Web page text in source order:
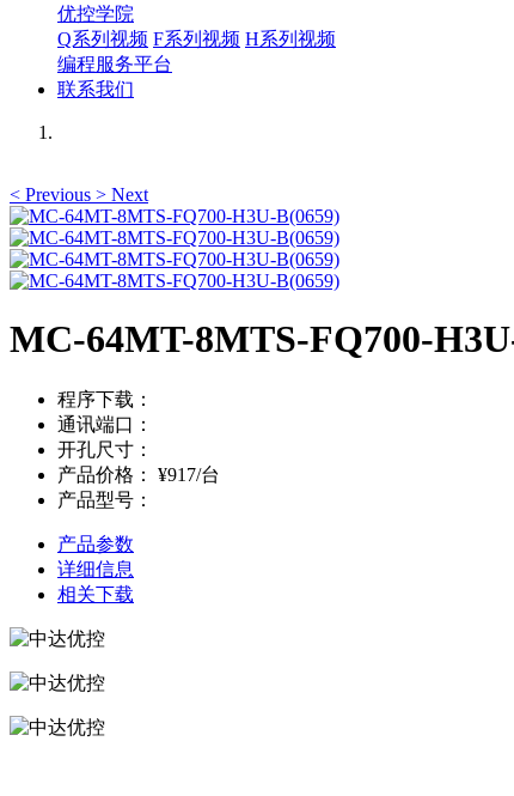
优控学院
Q系列视频 F系列视频 H系列视频
编程服务平台
联系我们
< Previous > Next
MC-64MT-8MTS-FQ700-
程序下载：
通讯端口：
开孔尺寸：
产品价格：
¥917/台
产品型号：
产品参数
详细信息
相关下载